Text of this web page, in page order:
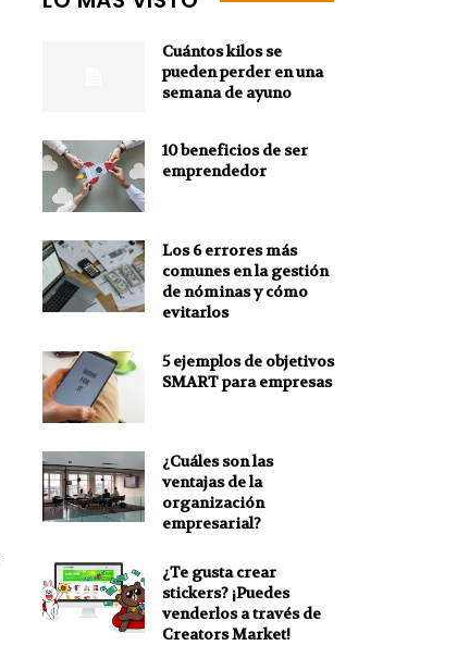
Cuántos kilos se
pueden perder en una
semana de ayuno
10 beneficios de ser
emprendedor
Los 6 errores más
comunes en la gestión
de nóminas y cómo
evitarlos
5 ejemplos de objetivos
SMART para empresas
¿Cuáles son las
ventajas de la
organización
empresarial?
¿Te gusta crear
stickers? ¡Puedes
venderlos a través de
Creators Market!